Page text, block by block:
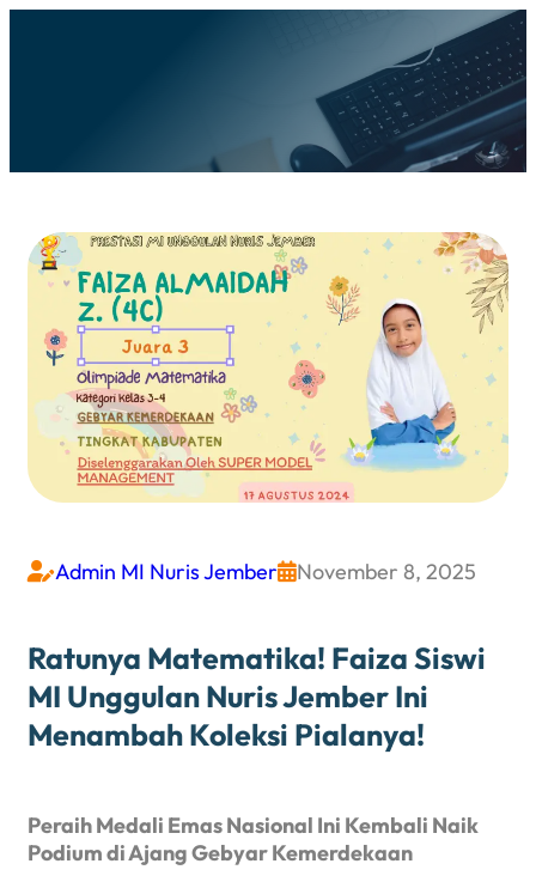
Admin MI Nuris JemberNovember 8, 2025
Ratunya Matematika! Faiza Siswi
MI Unggulan Nuris Jember Ini
Menambah Koleksi Pialanya!
Peraih Medali Emas Nasional Ini Kembali Naik
Podium di Ajang Gebyar Kemerdekaan